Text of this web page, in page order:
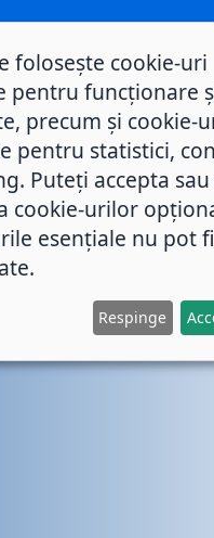
folosește cookie-uri
pentru funcționare
precum și cookie-
pentru statistici,
Puteți accepta
cookie-urilor
esențiale nu pot fi
Respinge